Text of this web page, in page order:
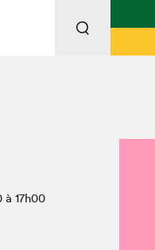
à 17h00